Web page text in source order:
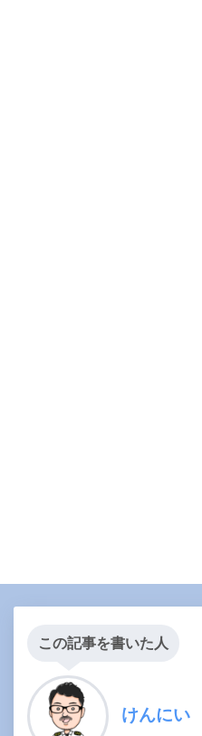
この記事を書いた人
けんにい